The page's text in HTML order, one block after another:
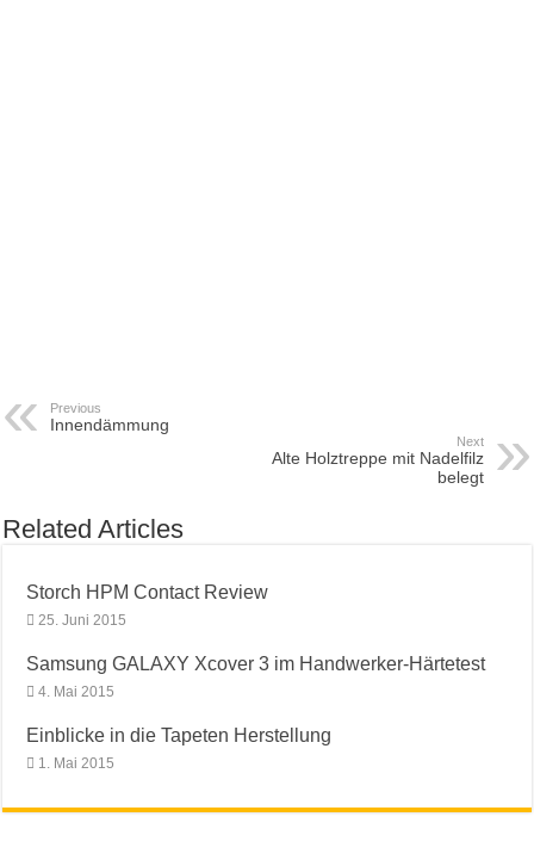
Previous
Innendämmung
Next
Alte Holztreppe mit Nadelfilz
belegt
Related Articles
Storch HPM Contact Review
25. Juni 2015
Samsung GALAXY Xcover 3 im Handwerker-Härtetest
4. Mai 2015
Einblicke in die Tapeten Herstellung
1. Mai 2015